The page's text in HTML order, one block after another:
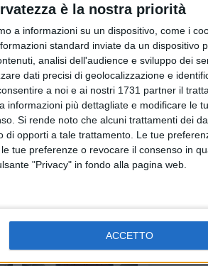
è la nostra priorità
a informazioni su un dispositivo, come i
standard inviate da un dispositivo
analisi dell'audience e sviluppo dei
dati precisi di geolocalizzazione e
a noi e ai nostri 1731 partner il
informazioni più dettagliate e modificare le
Si rende noto che alcuni trattamenti dei
di opporti a tale trattamento. Le tue
tue preferenze o revocare il consenso in
"Privacy" in fondo alla pagina web.
ACCETTO
2026
sul litorale, gli
del sindaco di
- FOTO